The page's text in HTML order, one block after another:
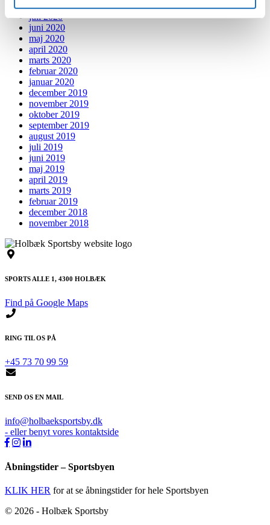
august 2020
juli 2020
juni 2020
maj 2020
april 2020
marts 2020
februar 2020
januar 2020
december 2019
november 2019
oktober 2019
september 2019
august 2019
juli 2019
juni 2019
maj 2019
april 2019
marts 2019
februar 2019
december 2018
november 2018
SPORTS ALLE 1, 4300 HOLBÆK
Find på Google Maps
RING TIL OS PÅ
+45 73 70 99 59
SEND OS EN MAIL
info@holbaeksportsby.dk
- eller benyt vores kontaktside
Åbningstider – Sportsbyen
KLIK HER for at se åbningstider for hele Sportsbyen
© 2026 - Holbæk Sportsby